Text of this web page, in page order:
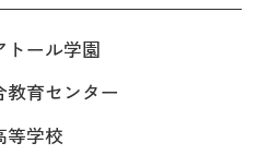
トール学園
教育センター
等学校